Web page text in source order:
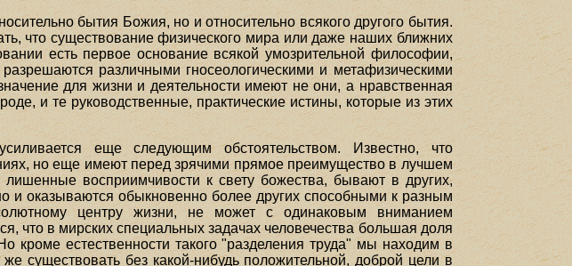
бытия Божия, но и относительно всякого другого бытия.
что существование физического мира или даже наших ближних
есть первое основание всякой умозрительной философии,
различными гносеологическими и метафизическими
для жизни и деятельности имеют не они, а нравственная
и те руководственные, практические истины, которые из этих
еще следующим обстоятельством. Известно, что
но еще имеют перед зрячими прямое преимущество в лучшем
восприимчивости к свету божества, бывают в других,
и оказываются обыкновенно более других способными к разным
центру жизни, не может с одинаковым вниманием
что в мирских специальных задачах человечества большая доля
естественности такого "разделения труда" мы находим в
существовать без какой-нибудь положительной, доброй цели в